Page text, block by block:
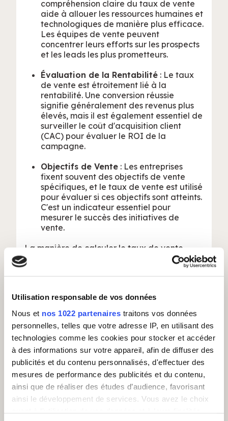
Utilisation responsable de vos données
Nous et nos 1022 partenaires traitons vos données
personnelles, telles que votre adresse IP, en utilisant des
technologies comme les cookies pour stocker et accéder
à des informations sur votre appareil, afin de diffuser des
publicités et du contenu personnalisés, d'effectuer des
mesures de performance des publicités et du contenu,
ainsi que de réaliser des études d’audience, favorisant
ainsi le développement de services. Vous avez le choix
compréhension claire du taux de vente
aide à allouer les ressources humaines et
technologiques de manière plus efficace.
Les équipes de vente peuvent
concentrer leurs efforts sur les prospects
et les leads les plus prometteurs.
Évaluation de la Rentabilité : Le taux
de vente est étroitement lié à la
rentabilité. Une conversion réussie
signifie généralement des revenus plus
élevés, mais il est également essentiel de
surveiller le coût d'acquisition client
(CAC) pour évaluer le ROI de la
campagne.
Objectifs de Vente : Les entreprises
fixent souvent des objectifs de vente
spécifiques, et le taux de vente est utilisé
pour évaluer si ces objectifs sont atteints.
C'est un indicateur essentiel pour
mesurer le succès des initiatives de
vente.
La manière de calculer le taux de vente
varie selon les entreprises et les objectifs
spécifiques, mais la formule de base consiste
à diviser le nombre de ventes réalisées par le
fait l'objet d'une interaction de vente, puis à
multiplier le résultat par 100 pour obtenir un
pourcentage.
Formule de base du taux de vente
Taux de Vente= (Nombre de ventes
réalisées / Nombre total de contacts
argumentés​)× 100
Un taux de vente de 100 % signifierait que